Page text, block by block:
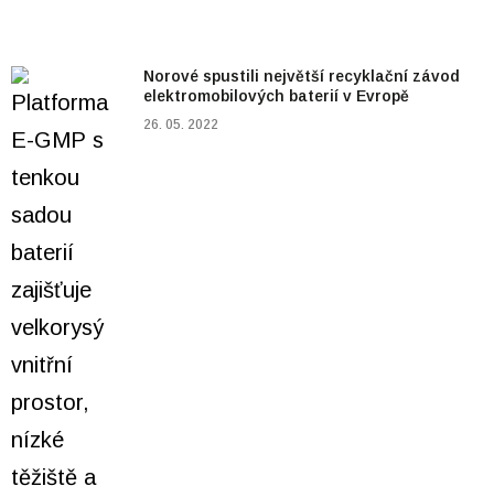
Norové spustili největší recyklační závod
elektromobilových baterií v Evropě
26. 05. 2022